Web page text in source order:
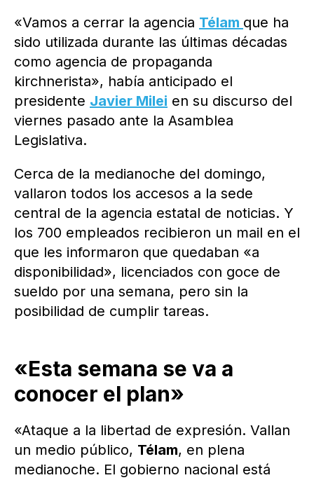
«Vamos a cerrar la agencia Télam que ha
sido utilizada durante las últimas décadas
como agencia de propaganda
kirchnerista», había anticipado el
presidente Javier Milei en su discurso del
viernes pasado ante la Asamblea
Legislativa.
Cerca de la medianoche del domingo,
vallaron todos los accesos a la sede
central de la agencia estatal de noticias. Y
los 700 empleados recibieron un mail en el
que les informaron que quedaban «a
disponibilidad», licenciados con goce de
sueldo por una semana, pero sin la
posibilidad de cumplir tareas.
«Esta semana se va a
conocer el plan»
«Ataque a la libertad de expresión. Vallan
un medio público, Télam, en plena
medianoche. El gobierno nacional está